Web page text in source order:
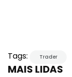
Tags: Trader
MAIS LIDAS